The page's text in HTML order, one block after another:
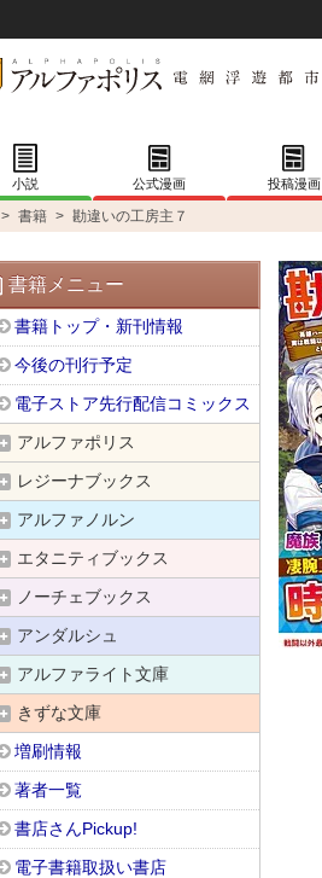
小説 公式漫画 投稿漫画
> 書籍 > 勘違いの工房主７
書籍メニュー
書籍トップ・新刊情報
今後の刊行予定
電子ストア先行配信コミックス
アルファポリス
レジーナブックス
アルファノルン
エタニティブックス
ノーチェブックス
アンダルシュ
アルファライト文庫
きずな文庫
増刷情報
著者一覧
書店さんPickup!
電子書籍取扱い書店